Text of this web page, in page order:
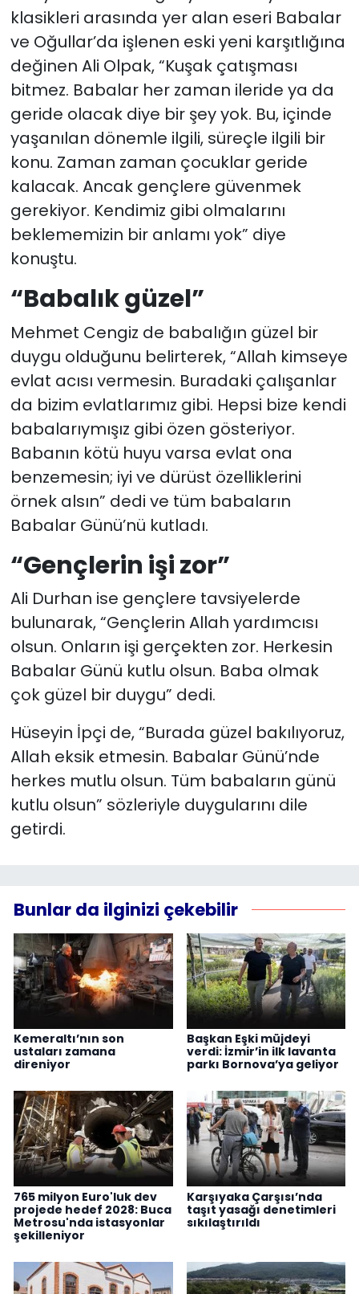
klasikleri arasında yer alan eseri Babalar
ve Oğullar’da işlenen eski yeni karşıtlığına
değinen Ali Olpak, “Kuşak çatışması
bitmez. Babalar her zaman ileride ya da
geride olacak diye bir şey yok. Bu, içinde
yaşanılan dönemle ilgili, süreçle ilgili bir
konu. Zaman zaman çocuklar geride
kalacak. Ancak gençlere güvenmek
gerekiyor. Kendimiz gibi olmalarını
beklememizin bir anlamı yok” diye
konuştu.
“Babalık güzel”
Mehmet Cengiz de babalığın güzel bir
duygu olduğunu belirterek, “Allah kimseye
evlat acısı vermesin. Buradaki çalışanlar
da bizim evlatlarımız gibi. Hepsi bize kendi
babalarıymışız gibi özen gösteriyor.
Babanın kötü huyu varsa evlat ona
benzemesin; iyi ve dürüst özelliklerini
örnek alsın” dedi ve tüm babaların
Babalar Günü’nü kutladı.
“Gençlerin işi zor”
Ali Durhan ise gençlere tavsiyelerde
bulunarak, “Gençlerin Allah yardımcısı
olsun. Onların işi gerçekten zor. Herkesin
Babalar Günü kutlu olsun. Baba olmak
çok güzel bir duygu” dedi.
Hüseyin İpçi de, “Burada güzel bakılıyoruz,
Allah eksik etmesin. Babalar Günü’nde
herkes mutlu olsun. Tüm babaların günü
kutlu olsun” sözleriyle duygularını dile
getirdi.
Bunlar da ilginizi çekebilir
Kemeraltı’nın son
ustaları zamana
direniyor
Başkan Eşki müjdeyi
verdi: İzmir’in ilk lavanta
parkı Bornova’ya geliyor
765 milyon Euro'luk dev
projede hedef 2028: Buca
Metrosu'nda istasyonlar
şekilleniyor
Karşıyaka Çarşısı’nda
taşıt yasağı denetimleri
sıkılaştırıldı